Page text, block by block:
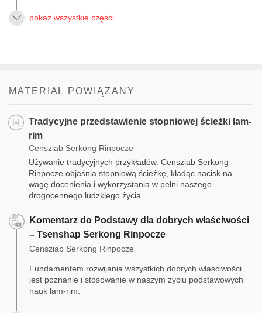
pokaż wszystkie części
MATERIAŁ POWIĄZANY
Tradycyjne przedstawienie stopniowej ścieżki lam-
rim
Censziab Serkong Rinpocze
Używanie tradycyjnych przykładów. Censziab Serkong
Rinpocze objaśnia stopniową ścieżkę, kładąc nacisk na
wagę docenienia i wykorzystania w pełni naszego
drogocennego ludzkiego życia.
Komentarz do Podstawy dla dobrych właściwości
– Tsenshap Serkong Rinpocze
Censziab Serkong Rinpocze
Fundamentem rozwijania wszystkich dobrych właściwości
jest poznanie i stosowanie w naszym życiu podstawowych
nauk lam-rim.